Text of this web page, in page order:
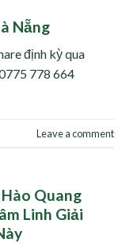
Nẵng
định kỳ qua
778 664
Leave a comment
Quang
Linh Giải